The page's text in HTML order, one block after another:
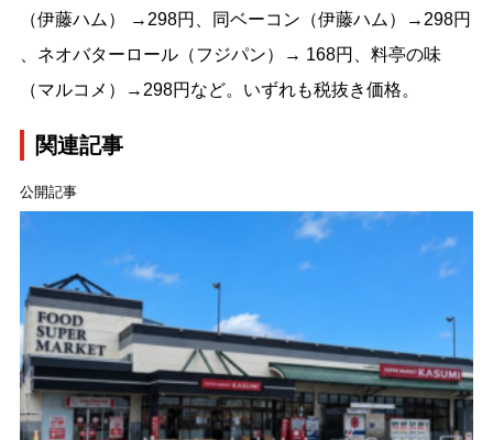
（伊藤ハム） →298円、同ベーコン（伊藤ハム）→298円
、ネオバターロール（フジパン）→ 168円、料亭の味
（マルコメ）→298円など。いずれも税抜き価格。
関連記事
公開記事